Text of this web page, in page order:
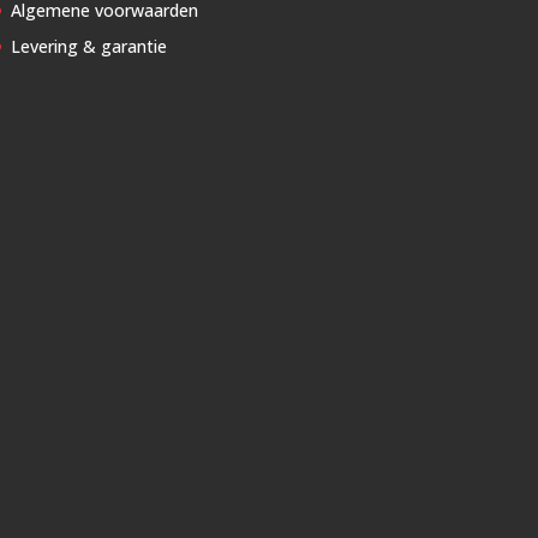
Algemene voorwaarden
Levering & garantie